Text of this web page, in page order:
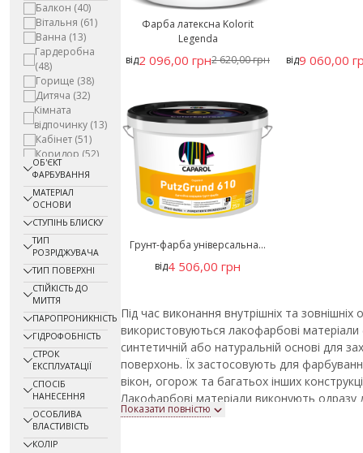
Балкон (40)
Вітальня (61)
Ванна (13)
Гардеробна
(48)
Горище (38)
Дитяча (32)
Кімната
відпочинку (13)
Кабінет (51)
Коридор (52)
Кухня (63)
Льох, погріб
(37)
Офіс (51)
Підвал (8)
Побутове
приміщення
(53)
Приміщення із
басейном
Санітарне
приміщення
(10)
Складське
приміщення
(17)
Спальня (63)
Спортзал
Столова(5)
ОБ'ЄКТ
ФАРБУВАННЯ
МАТЕРІАЛ
ОСНОВИ
СТУПІНЬ БЛИСКУ
ТИП
РОЗРІДЖУВАЧА
ТИП ПОВЕРХНІ
СТІЙКІСТЬ ДО
МИТТЯ
ПАРОПРОНИКНІСТЬ
ГІДРОФОБНІСТЬ
СТРОК
ЕКСПЛУАТАЦІЇ
СПОСІБ
НАНЕСЕННЯ
ОСОБЛИВА
ВЛАСТИВІСТЬ
КОЛІР
Фарба латексна Kolorit
Legenda
від2 096,00 грн2 620,00 грн від9 060,00
Грунт-фарба універсальна...
від4 506,00 грн
Під час виконання внутрішніх та
використовуються лакофарбові
синтетичній або натуральній основі для
поверхонь. Їх застосовують для
вікон, огорож та багатьох інших
Лакофарбові матеріали виконують одразу
захисне покриття та забезпечують
Показати повністю